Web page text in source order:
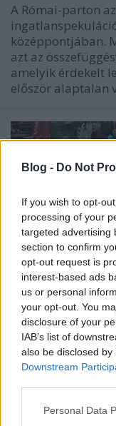
Blog - Do Not
If you wish to opt-
processing of your
targeted advertising
section to confirm
opt-out request is
interest-based ads
us or personal
your opt-out. You
disclosure of your
IAB’s list of
also be disclosed
Downstream
Please note that
Personal Data
A Római-parton
középpontjában.
azt az
amelyik érdekelt
először alaptalan
Római-
avagy
Istvánnal
jávor benedek•2016.